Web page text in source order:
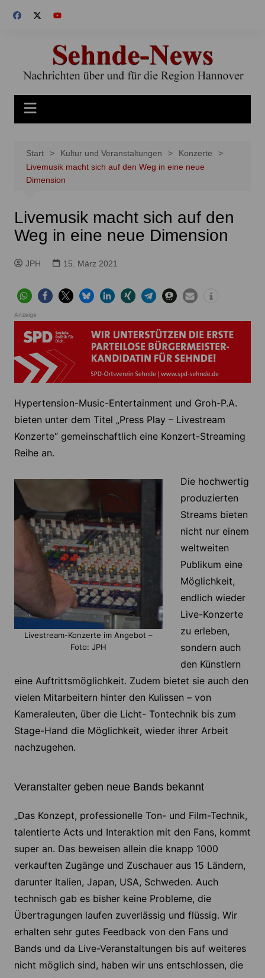
Inhalt
Start Kultur und Veranstaltungen
Konzerte
Livemusik macht sich auf den Weg in eine neue
Dimension
Livemusik macht sich auf den
Weg in eine neue Dimension
JPH 15. März 2021
Anzeige
Hypertension-Music-Entertainment und Groh-P.A.
bieten unter dem Titel „Press Play – Livestream
Konzerte“ gemeinschaftlich eine Konzert-Streaming
Reihe an.
Livestream-Konzerte im Angebot –
Foto: JPH
Die hochwertig
produzierten
Streams bieten
nicht nur einem
weltweiten
Publikum eine
Möglichkeit,
endlich wieder
Live-Konzerte
zu erleben,
sondern auch
den Künstlern
eine Auftrittsmöglichkeit. Zudem bietet sie auch den
vielen Mitarbeitern hinter den Kulissen – von
Kameraleuten, über die Licht- Tontechnik bis zum
Stage-Hand die Möglichkeit, wieder ihrer Arbeit
nachzugehen.
Veranstalter geben neue Bands bekannt
„Das Konzept, professionelle Ton- und Film-Technik,
talentierte Acts und Interaktion mit den Fans, kommt
super an. Das beweisen allein die knapp 1000
verkauften Zugänge und Zuschauer aus 15 Ländern,
darunter Italien, Japan, USA, Schweden. Auch
technisch gab es bisher keine Probleme, die
Übertragungen laufen zuverlässig und flüssig. Wir
erhalten sehr gutes Feedback von den Fans und
Bands und da Live-Veranstaltungen bis auf weiteres
nicht möglich sind, haben wir uns entschlossen, die